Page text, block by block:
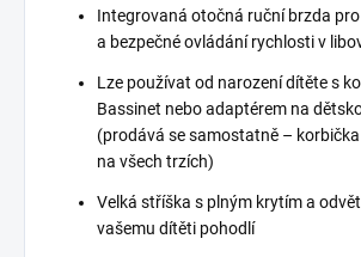
Integrovaná otočná ruční brzda
a bezpečné ovládání rychlosti v
Lze používat od narození dítěte s
Bassinet nebo adaptérem na
(prodává se samostatně –
na všech trzích)
Velká stříška s plným krytím a
vašemu dítěti pohodlí